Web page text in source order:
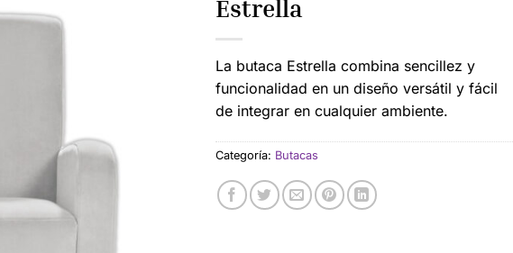
Estrella
La butaca Estrella combina sencillez y
funcionalidad en un diseño versátil y fácil
de integrar en cualquier ambiente.
Categoría: Butacas